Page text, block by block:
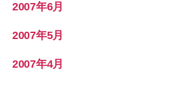
2007年6月
2007年5月
2007年4月